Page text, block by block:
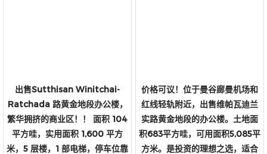
出售Sutthisan Winitchai-
Ratchada 路黄金地段办公楼，
繁华拥挤的商业区！！ 面积 104
平方哇，实用面积 1,600 平方
米，5 层楼，1 部电梯，停车位靠
价格可议！位于曼谷廊曼机场和
红线轻轨附近，出售维帕瓦迪兰
实路黄金地段的办公楼。土地面
积683平方哇，可用面积5,085平
方米。是投资的理想之选，适合